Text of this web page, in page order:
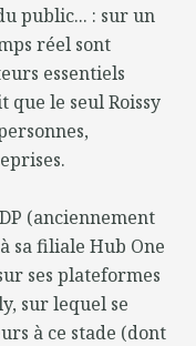
public... : sur un
réel sont
essentiels
que le seul Roissy
(anciennement
sa filiale Hub One
ses plateformes
sur lequel se
à ce stade (dont